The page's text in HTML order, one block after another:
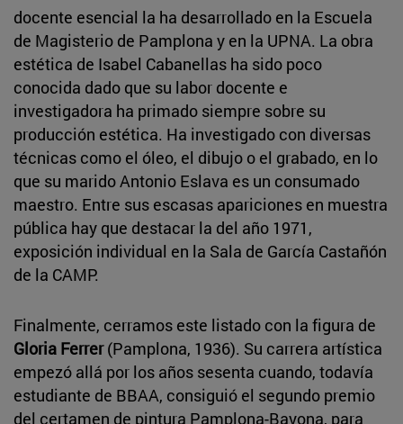
docente esencial la ha desarrollado en la Escuela
de Magisterio de Pamplona y en la UPNA. La obra
estética de Isabel Cabanellas ha sido poco
conocida dado que su labor docente e
investigadora ha primado siempre sobre su
producción estética. Ha investigado con diversas
técnicas como el óleo, el dibujo o el grabado, en lo
que su marido Antonio Eslava es un consumado
maestro. Entre sus escasas apariciones en muestra
pública hay que destacar la del año 1971,
exposición individual en la Sala de García Castañón
de la CAMP.
Finalmente, cerramos este listado con la figura de
Gloria Ferrer(Pamplona, 1936). Su carrera artística
empezó allá por los años sesenta cuando, todavía
estudiante de BBAA, consiguió el segundo premio
del certamen de pintura Pamplona-Bayona, para